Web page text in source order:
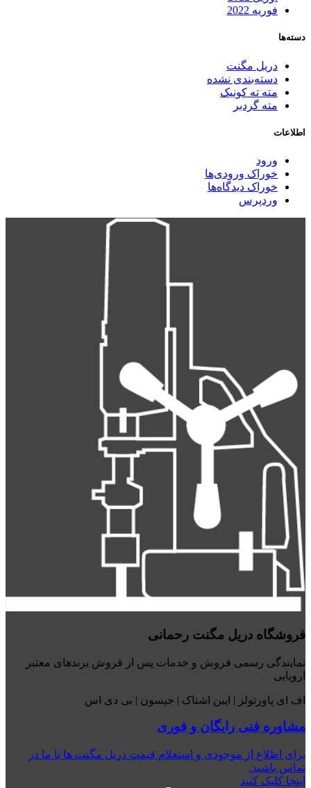
فوریه 2022
دسته‌ها
دریل مگنت
دسته‌بندی نشده
مته ته کونیک
مته گردبر
اطلاعات
ورود
خوراک ورودی‌ها
خوراک دیدگاه‌ها
وردپرس
فروشگاه دریل مگنت رحمانی
نمایندگی رسمی فروش و خدمات پس از فروش برندهای معتبر
اروپایی
اف ای پاورتولز | ایبن اشتاک | جپسون | بی دی اس
مشاوره فنی رایگان و فوری
برای اطلاع از موجودی و استعلام قیمت دریل مگنت ها با ما در
تماس باشید.
اینجا کلیک کنید